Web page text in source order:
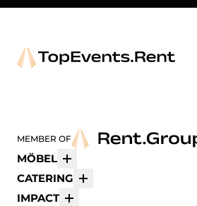
MEMBER OF
MÖBEL
CATERING
IMPACT